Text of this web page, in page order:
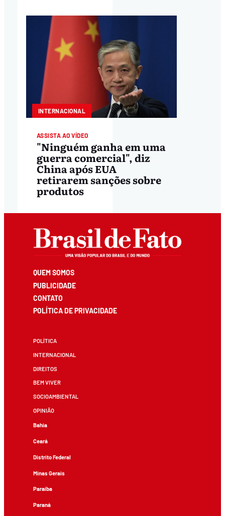
INTERNACIONAL
ASSISTA AO VÍDEO
"Ninguém ganha em uma
guerra comercial", diz
China após EUA
retirarem sanções sobre
produtos
QUEM SOMOS
PUBLICIDADE
CONTATO
POLÍTICA DE PRIVACIDADE
POLÍTICA
INTERNACIONAL
DIREITOS
BEM VIVER
SOCIOAMBIENTAL
OPINIÃO
Bahia
Ceará
Distrito Federal
Minas Gerais
Paraíba
Paraná